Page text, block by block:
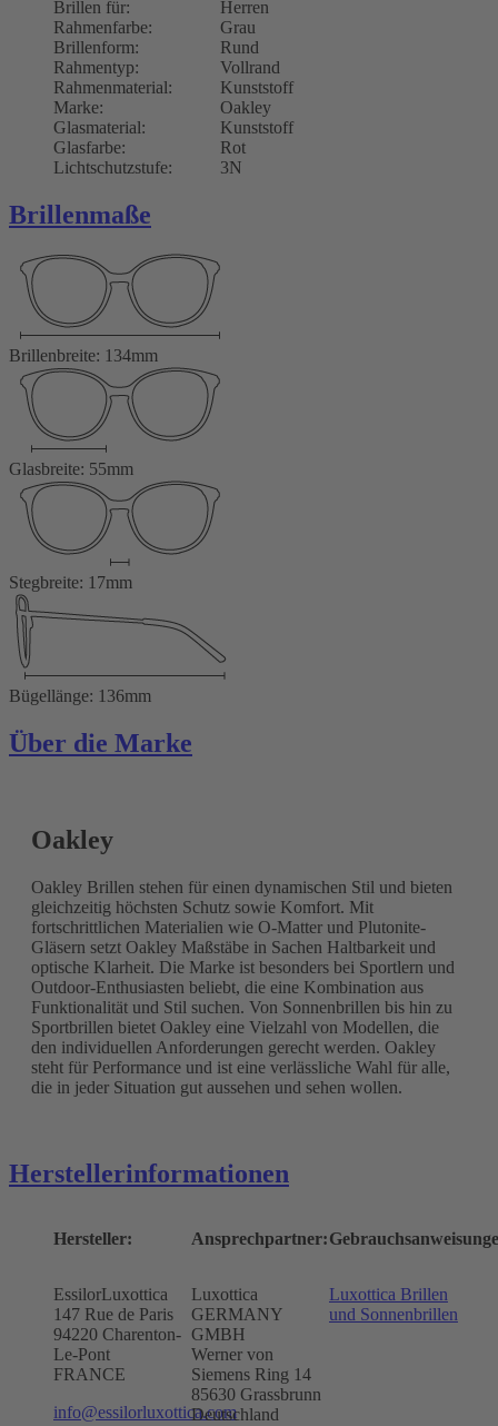
Brillen für:
Herren
Rahmenfarbe:
Grau
Brillenform:
Rund
Rahmentyp:
Vollrand
Rahmenmaterial:
Kunststoff
Marke:
Oakley
Glasmaterial:
Kunststoff
Glasfarbe:
Rot
Lichtschutzstufe:
3N
Brillenmaße
Brillenbreite: 134mm
Glasbreite: 55mm
Stegbreite: 17mm
Bügellänge: 136mm
Über die Marke
Oakley
Oakley Brillen stehen für einen dynamischen Stil und bieten
gleichzeitig höchsten Schutz sowie Komfort. Mit
fortschrittlichen Materialien wie O-Matter und Plutonite-
Gläsern setzt Oakley Maßstäbe in Sachen Haltbarkeit und
optische Klarheit. Die Marke ist besonders bei Sportlern und
Outdoor-Enthusiasten beliebt, die eine Kombination aus
Funktionalität und Stil suchen. Von Sonnenbrillen bis hin zu
Sportbrillen bietet Oakley eine Vielzahl von Modellen, die
den individuellen Anforderungen gerecht werden. Oakley
steht für Performance und ist eine verlässliche Wahl für alle,
die in jeder Situation gut aussehen und sehen wollen.
Herstellerinformationen
Hersteller:
EssilorLuxottica
147 Rue de Paris
94220 Charenton-
Le-Pont
FRANCE
info@essilorluxottica.com
Ansprechpartner:
Luxottica
GERMANY
GMBH
Werner von
Siemens Ring 14
85630 Grassbrunn
Deutschland
Luxottica Brillen
und Sonnenbrillen